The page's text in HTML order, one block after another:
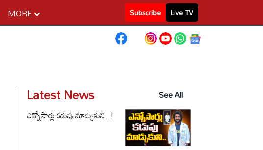
MORE Subscribe
Live TV
Latest News
See All
ఎన్నోసార్లు కడుపు మాడ్చుకుని..!